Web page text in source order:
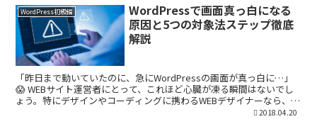
WordPress初級編
WordPressで画面真っ白になる
原因と5つの対象法ステップ徹底
解説
「昨日まで動いていたのに、急にWordPressの画面が真っ白に…」
😱 WEBサイト運営者にとって、これほど心臓が凍る瞬間はないでし
ょう。特にデザインやコーディングに携わるWEBデザイナーなら、自
2018.04.20